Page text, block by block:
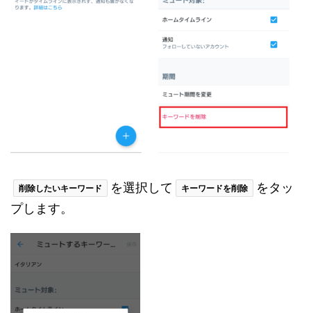
削除したいキーワード を選択して キーワードを削除
をタッ
プします。